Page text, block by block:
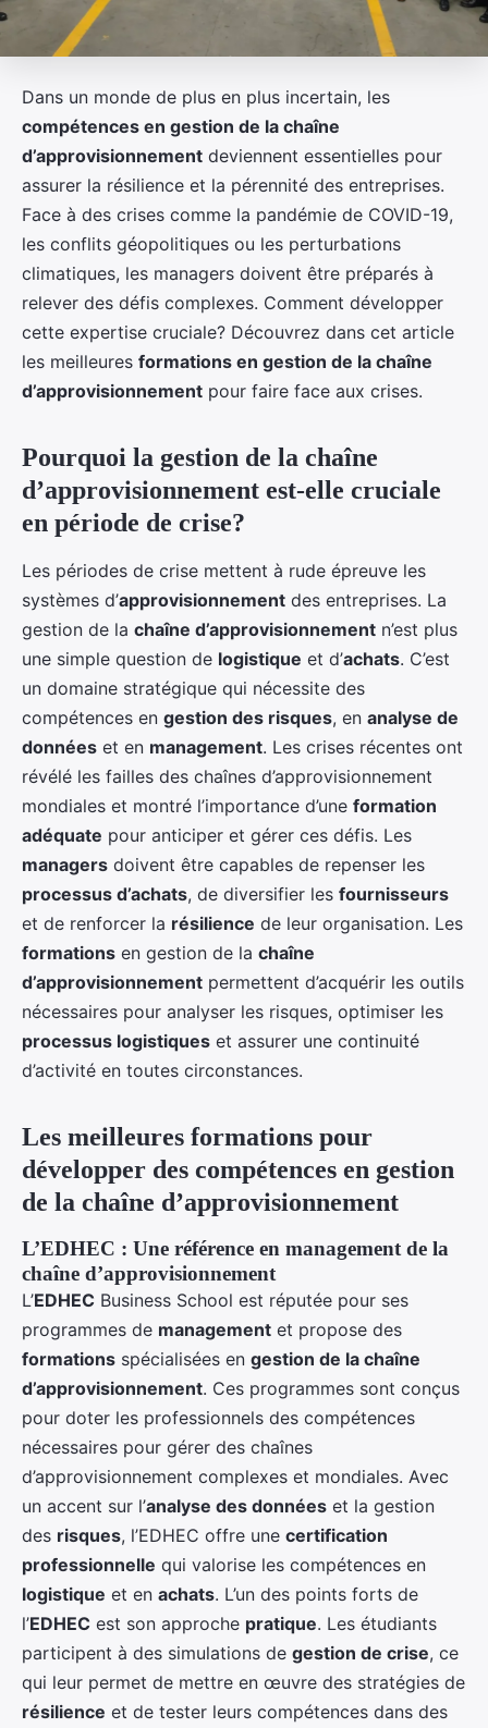
Dans un monde de plus en plus incertain, les
compétences en gestion de la chaîne
d’approvisionnement deviennent essentielles pour
assurer la résilience et la pérennité des entreprises.
Face à des crises comme la pandémie de COVID-19,
les conflits géopolitiques ou les perturbations
climatiques, les managers doivent être préparés à
relever des défis complexes. Comment développer
cette expertise cruciale? Découvrez dans cet article
les meilleures formations en gestion de la chaîne
d’approvisionnement pour faire face aux crises.
Pourquoi la gestion de la chaîne
d’approvisionnement est-elle cruciale
en période de crise?
Les périodes de crise mettent à rude épreuve les
systèmes d’approvisionnement des entreprises. La
gestion de la chaîne d’approvisionnement n’est plus
une simple question de logistique et d’achats. C’est
un domaine stratégique qui nécessite des
compétences en gestion des risques, en analyse de
données et en management. Les crises récentes ont
révélé les failles des chaînes d’approvisionnement
mondiales et montré l’importance d’une formation
adéquate pour anticiper et gérer ces défis. Les
managers doivent être capables de repenser les
processus d’achats, de diversifier les fournisseurs
et de renforcer la résilience de leur organisation. Les
formations en gestion de la chaîne
d’approvisionnement permettent d’acquérir les outils
nécessaires pour analyser les risques, optimiser les
processus logistiques et assurer une continuité
d’activité en toutes circonstances.
Les meilleures formations pour
développer des compétences en gestion
de la chaîne d’approvisionnement
L’EDHEC : Une référence en management de la
chaîne d’approvisionnement
L’EDHEC Business School est réputée pour ses
programmes de management et propose des
formations spécialisées en gestion de la chaîne
d’approvisionnement. Ces programmes sont conçus
pour doter les professionnels des compétences
nécessaires pour gérer des chaînes
d’approvisionnement complexes et mondiales. Avec
un accent sur l’analyse des données et la gestion
des risques, l’EDHEC offre une certification
professionnelle qui valorise les compétences en
logistique et en achats. L’un des points forts de
l’EDHEC est son approche pratique. Les étudiants
participent à des simulations de gestion de crise, ce
qui leur permet de mettre en œuvre des stratégies de
résilience et de tester leurs compétences dans des